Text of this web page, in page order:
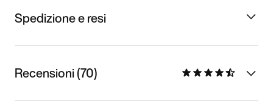
Spedizione e resi
Recensioni (70)